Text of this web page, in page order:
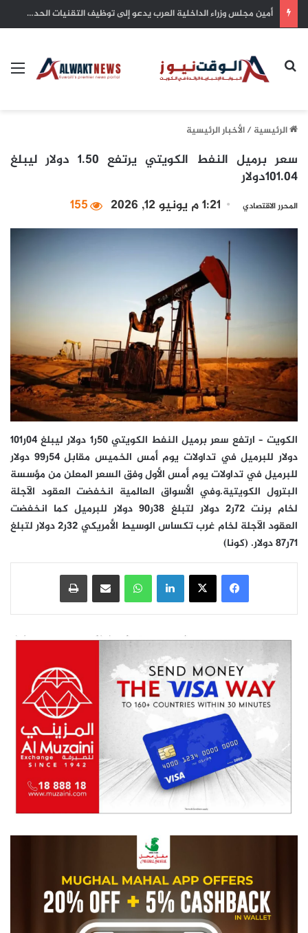
لجنة الشراكة العربية – الإفريقية تبحث في القاهرة تعزيز التعاون والتحضير للقمة بين الجانبين
بحث عن
الرئيسية/الأخبار الرئيسية
سعر برميل النفط الكويتي يرتفع 1.50 دولار ليبلغ
101.04دولار
المحرر الاقتصادي 1:21 م يونيو 12, 2026 155
الكويت – ارتفع سعر برميل النفط الكويتي 50ر1 دولار ليبلغ 04ر101
دولار للبرميل في تداولات يوم أمس الخميس مقابل 54ر99 دولار
للبرميل في تداولات يوم أمس الأول وفق السعر المعلن من مؤسسة
البترول الكويتية.وفي الأسواق العالمية انخفضت العقود الآجلة
لخام برنت 72ر2 دولار لتبلغ 38ر90 دولار للبرميل كما انخفضت
العقود الآجلة لخام غرب تكساس الوسيط الأمريكي 32ر2 دولار لتبلغ
71ر87 دولار. (كونا)
فيسبوك‫X لينكدإنواتساب مشاركة عبر البريد طباعة